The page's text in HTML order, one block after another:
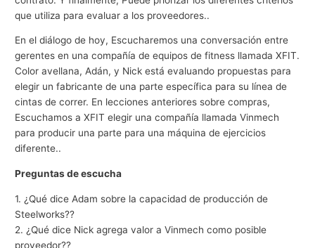
que utiliza para evaluar a los proveedores..
En el diálogo de hoy, Escucharemos una conversación entre
gerentes en una compañía de equipos de fitness llamada XFIT.
Color avellana, Adán, y Nick está evaluando propuestas para
elegir un fabricante de una parte específica para su línea de
cintas de correr. En lecciones anteriores sobre compras,
Escuchamos a XFIT elegir una compañía llamada Vinmech
para producir una parte para una máquina de ejercicios
diferente..
Preguntas de escucha
1. ¿Qué dice Adam sobre la capacidad de producción de
Steelworks??
2. ¿Qué dice Nick agrega valor a Vinmech como posible
proveedor??